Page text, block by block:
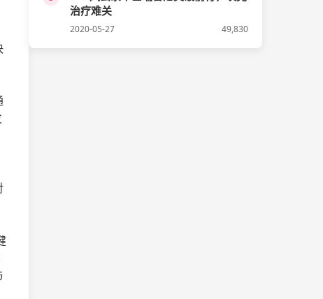
治疗难关
2020-05-27 49,830